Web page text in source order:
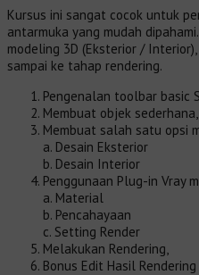
Kursus ini sangat cocok untuk
antarmuka yang mudah
modeling 3D (Eksterior /
sampai ke tahap rendering.
Pengenalan toolbar basic
Membuat objek sederhana,
Membuat salah satu opsi
a. Desain Eksterior
b. Desain Interior
Penggunaan Plug-in Vray
a. Material
b. Pencahayaan
c. Setting Render
Melakukan Rendering,
Bonus Edit Hasil